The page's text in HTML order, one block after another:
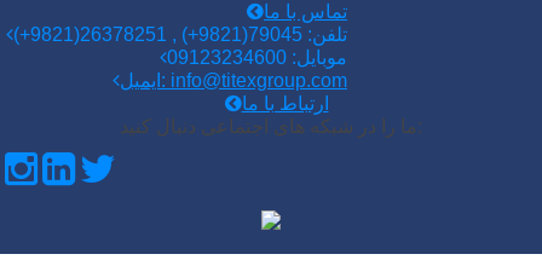
تماس با ما
(+9821)تلفن: 79045(9821+) , 26378251
موبایل: 09123234600
ایمیل: info@titexgroup.com
ارتباط با ما
ما را در شبکه های اجتماعی دنبال کنید: